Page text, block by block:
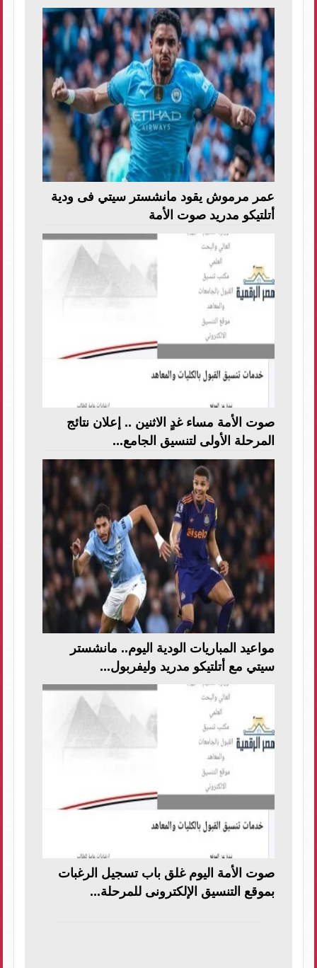
عمر مرموش يقود مانشستر سيتي فى ودية
أتلتيكو مدريد صوت الأمة
صوت الأمة مساء غدٍ الاثنين .. إعلان نتائج
المرحلة الأولى لتنسيق الجامع...
مواعيد المباريات الودية اليوم.. مانشستر
سيتي مع أتلتيكو مدريد وليفربول...
صوت الأمة اليوم غلق باب تسجيل الرغبات
بموقع التنسيق الإلكترونى للمرحلة...